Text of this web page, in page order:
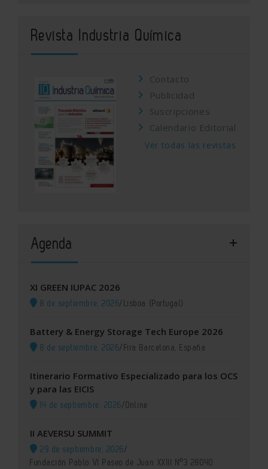
Revista Industria Química
Contacto
Publicidad
Suscripciones
Calendario Editorial
Ver todas las revistas
Agenda
XI GREEN IUPAC 2026
8 de septiembre, 2026/Lisboa (Portugal)
Battery & Energy Storage Tech Europe 2026
8 de septiembre, 2026/Fira Barcelona, España
Itinerario Formativo Especializado para los OCS
y para las EICIS
14 de septiembre, 2026/Online
II AEVERSU SUMMIT
29 de septiembre, 2026/
Fundación Pablo VI Paseo de Juan XXIII Nº3 28040